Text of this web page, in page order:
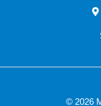
© 2026